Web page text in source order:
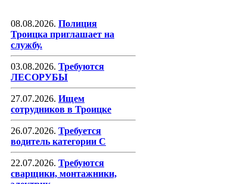
08.08.2026. Полиция
Троицка приглашает на
службу.
03.08.2026. Требуются
ЛЕСОРУБЫ
27.07.2026. Ищем
сотрудников в Троицке
26.07.2026. Требуется
водитель категории С
22.07.2026. Требуются
сварщики, монтажники,